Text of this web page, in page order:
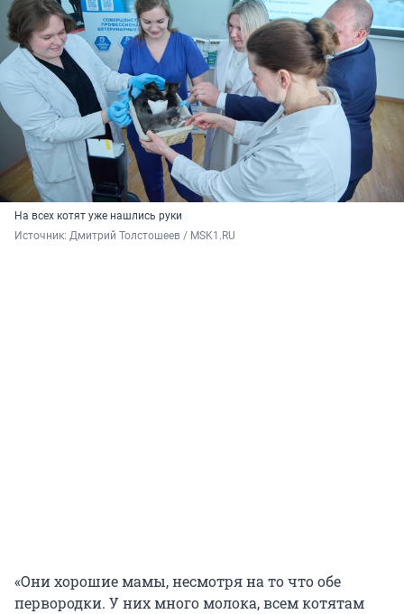
На всех котят уже нашлись руки
Источник: Дмитрий Толстошеев / MSK1.RU
«Они хорошие мамы, несмотря на то что обе
первородки. У них много молока, всем котятам